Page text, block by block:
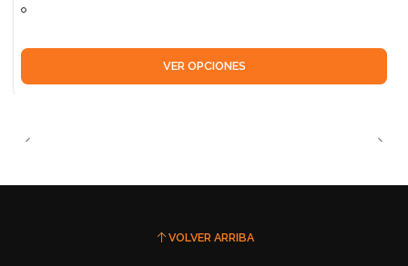
VER OPCIONES
VOLVER ARRIBA